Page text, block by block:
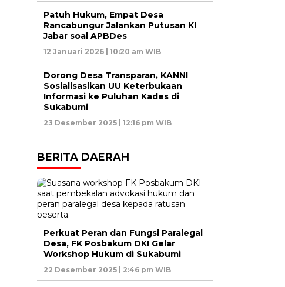
Patuh Hukum, Empat Desa
Rancabungur Jalankan Putusan KI
Jabar soal APBDes
12 Januari 2026 | 10:20 am WIB
Dorong Desa Transparan, KANNI
Sosialisasikan UU Keterbukaan
Informasi ke Puluhan Kades di
Sukabumi
23 Desember 2025 | 12:16 pm WIB
BERITA DAERAH
Perkuat Peran dan Fungsi Paralegal
Desa, FK Posbakum DKI Gelar
Workshop Hukum di Sukabumi
22 Desember 2025 | 2:46 pm WIB